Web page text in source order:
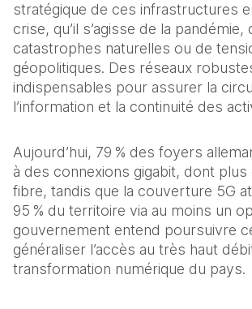
stratégique de ces infrastructures
crise, qu’il s’agisse de la pandémie,
catastrophes naturelles ou de
géopolitiques. Des réseaux
indispensables pour assurer la
l’information et la continuité des
Aujourd’hui, 79 % des foyers
à des connexions gigabit, dont plus
fibre, tandis que la couverture 5G
95 % du territoire via au moins un
gouvernement entend poursuivre
généraliser l’accès au très haut
transformation numérique du pays.